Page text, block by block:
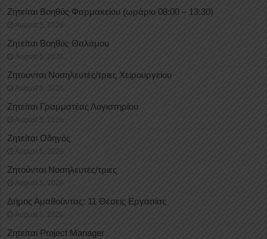
Ζητείται Βοηθός Φαρμακείου (ωράριο 08:00 – 13:30)
August 5, 2026
Ζητείται Βοηθός Θαλάμου
August 5, 2026
Ζητούνται Νοσηλευτές/τριες Χειρουργείου
August 5, 2026
Ζητείται Γραμματέας Λογιστηρίου
August 5, 2026
Ζητείται Οδηγός
August 5, 2026
Ζητούνται Νοσηλευτές/τριες
August 5, 2026
Δήμος Αμαθούντας: 11 Θέσεις Εργασίας
August 5, 2026
Ζητείται Project Manager